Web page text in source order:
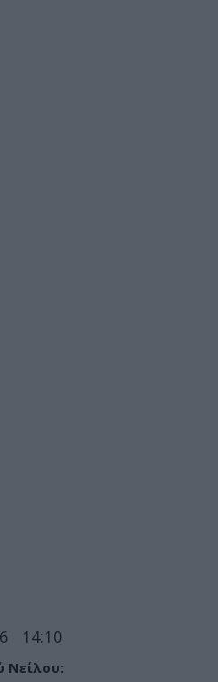
14:10
Νείλου: